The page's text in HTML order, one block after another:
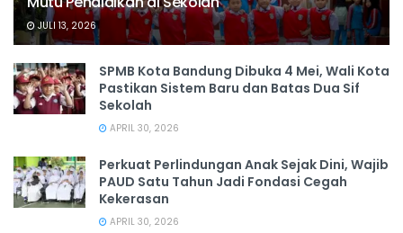
JULI 13, 2026
SPMB Kota Bandung Dibuka 4 Mei, Wali Kota
Pastikan Sistem Baru dan Batas Dua Sif
Sekolah
APRIL 30, 2026
Perkuat Perlindungan Anak Sejak Dini, Wajib
PAUD Satu Tahun Jadi Fondasi Cegah
Kekerasan
APRIL 30, 2026